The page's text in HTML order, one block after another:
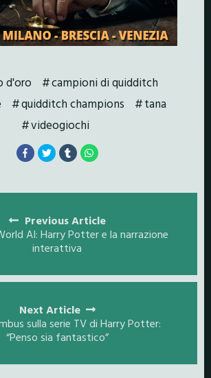
d'oro
campioni di quidditch
quidditch champions
tana
videogiochi
Previous Article
AI: Harry Potter e la narrazione
interattiva
Next Article
sulla serie TV di Harry Potter:
“Penso sia fantastico”